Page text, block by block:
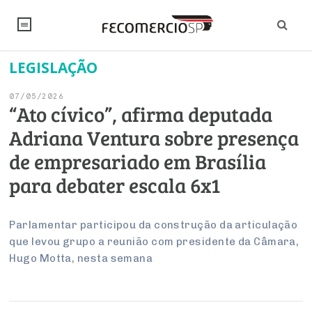
NOTÍCIAS
Editorial
Artigos
Institucional
Debates Fecomercio-SP
PROJETOS ESPECIAIS:
UM BRASIL
UM BRASIL
Economia
Pesquisas
Brasil
Internacional
Modernização do Estado
Inteligência Artificial
Empresas
Arbitragem e Mediação
Varejo
Atacado
Sustentabilidade
SINDICATOS
PESQUISAS
FALE CONOSCO
Sobre
Imprensa
CONSELHOS
Conselho de Emprego e Relações do Trabalho
LEGISLAÇÃO
07/05/2026
“Ato cívico”, afirma deputada
Adriana Ventura sobre presença
de empresariado em Brasília
para debater escala 6x1
Parlamentar participou da construção da articulação
que levou grupo a reunião com presidente da Câmara,
Hugo Motta, nesta semana